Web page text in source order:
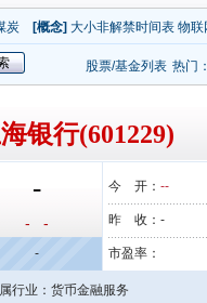
炭 [概念] 大小非解禁时间表 物联
股票/基金列表 热门
银行(601229)
-
- -
-
今 开： --
昨 收： -
市盈率：
行业：货币金融服务